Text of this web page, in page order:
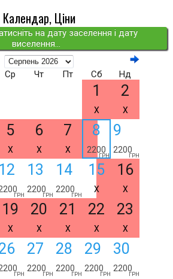
Календар, Ціни
на дату заселення і дату
виселення...
Ср Чт Пт Сб Нд
1
X
2
X
5
X
6
X
7
X
8
2200
ГРН
9
2200
ГРН
12
ГРН
13
2200
ГРН
14
2200
ГРН
15
X
16
X
19
X
20
X
21
X
22
X
23
X
ГРН
27
2200
ГРН
28
2200
ГРН
29
2200
ГРН
30
2200
ГРН